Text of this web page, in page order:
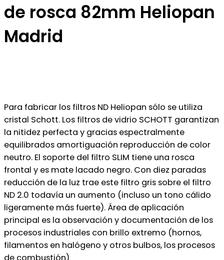
de rosca 82mm Heliopan
Madrid
Para fabricar los filtros ND Heliopan sólo se utiliza
cristal Schott. Los filtros de vidrio SCHOTT garantizan
la nitidez perfecta y gracias espectralmente
equilibrados amortiguación reproducción de color
neutro. El soporte del filtro SLIM tiene una rosca
frontal y es mate lacado negro. Con diez paradas
reducción de la luz trae este filtro gris sobre el filtro
ND 2.0 todavía un aumento (incluso un tono cálido
ligeramente más fuerte). Área de aplicación
principal es la observación y documentación de los
procesos industriales con brillo extremo (hornos,
filamentos en halógeno y otros bulbos, los procesos